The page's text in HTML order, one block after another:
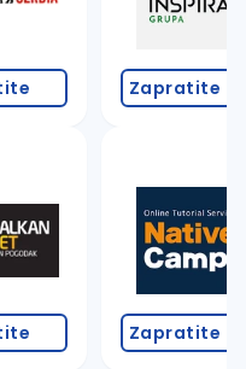
(koristite č, ć, š, đ,
grad
pretrage
Zapratite
Zapratite